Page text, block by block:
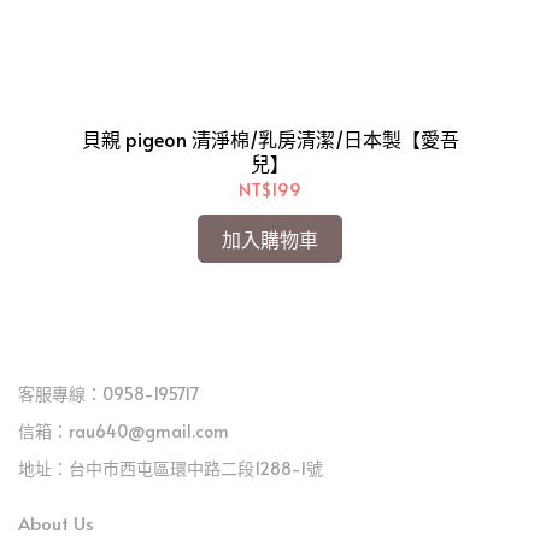
貝親 pigeon 清淨棉/乳房清潔/日本製【愛吾
兒】
NT$199
加入購物車
客服專線：0958-195717
信箱：rau640@gmail.com
地址：台中市西屯區環中路二段1288-1號
About Us